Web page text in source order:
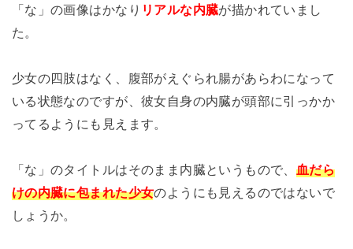
「な」の画像はかなり リアルな内臓が描かれていまし
た。
少女の四肢はなく、腹部がえぐられ腸があらわになって
いる状態なのですが、彼女自身の内臓が頭部に引っかか
ってるようにも見えます。
「な」のタイトルはそのまま内臓というもので、 血だら
けの内臓に包まれた少女のようにも見えるのではないで
しょうか。